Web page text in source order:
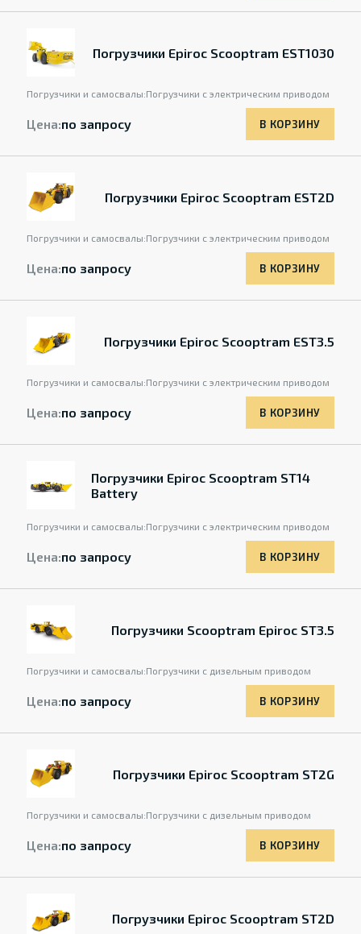
Погрузчики Epiroc Scooptram EST1030
Погрузчики и самосвалы:Погрузчики с электрическим приводом
Цена:по запросу В КОРЗИНУ
Погрузчики Epiroc Scooptram EST2D
Погрузчики и самосвалы:Погрузчики с электрическим приводом
Цена:по запросу В КОРЗИНУ
Погрузчики Epiroc Scooptram EST3.5
Погрузчики и самосвалы:Погрузчики с электрическим приводом
Цена:по запросу В КОРЗИНУ
Погрузчики Epiroc Scooptram ST14
Battery
Погрузчики и самосвалы:Погрузчики с электрическим приводом
Цена:по запросу В КОРЗИНУ
Погрузчики Scooptram Epiroc ST3.5
Погрузчики и самосвалы:Погрузчики с дизельным приводом
Цена:по запросу В КОРЗИНУ
Погрузчики Epiroc Scooptram ST2G
Погрузчики и самосвалы:Погрузчики с дизельным приводом
Цена:по запросу В КОРЗИНУ
Погрузчики Epiroc Scooptram ST2D